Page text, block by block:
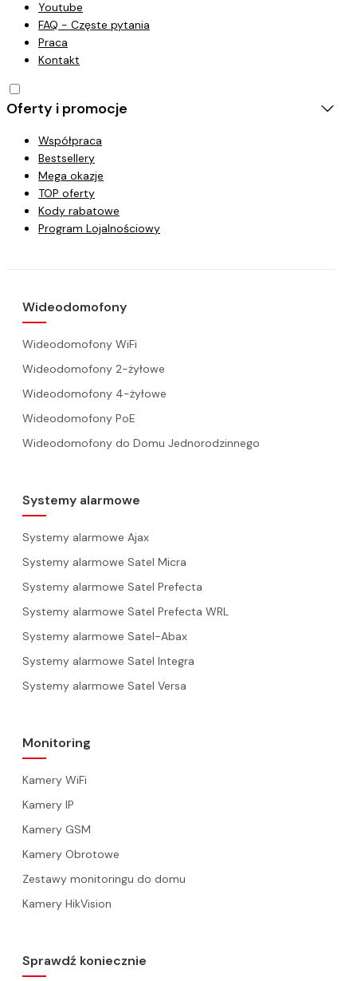
Youtube
FAQ - Częste pytania
Praca
Kontakt
Oferty i promocje
Współpraca
Bestsellery
Mega okazje
TOP oferty
Kody rabatowe
Program Lojalnościowy
Wideodomofony
Wideodomofony WiFi
Wideodomofony 2-żyłowe
Wideodomofony 4-żyłowe
Wideodomofony PoE
Wideodomofony do Domu Jednorodzinnego
Systemy alarmowe
Systemy alarmowe Ajax
Systemy alarmowe Satel Micra
Systemy alarmowe Satel Prefecta
Systemy alarmowe Satel Prefecta WRL
Systemy alarmowe Satel-Abax
Systemy alarmowe Satel Integra
Systemy alarmowe Satel Versa
Monitoring
Kamery WiFi
Kamery IP
Kamery GSM
Kamery Obrotowe
Zestawy monitoringu do domu
Kamery HikVision
Sprawdź koniecznie